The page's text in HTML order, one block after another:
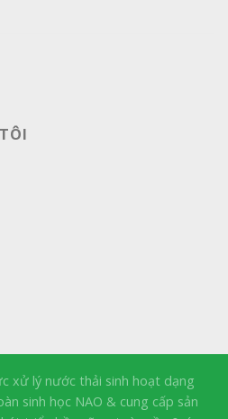
xử lý nước thải sinh hoạt dạng
sinh học NAO & cung cấp sản